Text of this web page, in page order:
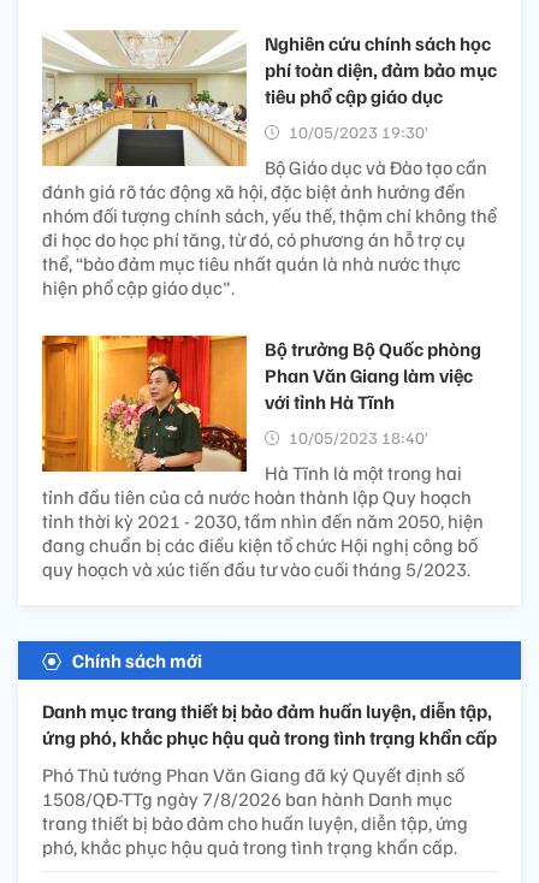
Nghiên cứu chính sách học
phí toàn diện, đảm bảo mục
tiêu phổ cập giáo dục
10/05/2023 19:30’
Bộ Giáo dục và Đào tạo cần
đánh giá rõ tác động xã hội, đặc biệt ảnh hưởng đến
nhóm đối tượng chính sách, yếu thế, thậm chí không thể
đi học do học phí tăng, từ đó, có phương án hỗ trợ cụ
thể, “bảo đảm mục tiêu nhất quán là nhà nước thực
hiện phổ cập giáo dục".
Bộ trưởng Bộ Quốc phòng
Phan Văn Giang làm việc
với tỉnh Hà Tĩnh
10/05/2023 18:40’
Hà Tĩnh là một trong hai
tỉnh đầu tiên của cả nước hoàn thành lập Quy hoạch
tỉnh thời kỳ 2021 - 2030, tầm nhìn đến năm 2050, hiện
đang chuẩn bị các điều kiện tổ chức Hội nghị công bố
quy hoạch và xúc tiến đầu tư vào cuối tháng 5/2023.
Chính sách mới
Danh mục trang thiết bị bảo đảm huấn luyện, diễn tập,
ứng phó, khắc phục hậu quả trong tình trạng khẩn cấp
Phó Thủ tướng Phan Văn Giang đã ký Quyết định số
1508/QĐ-TTg ngày 7/8/2026 ban hành Danh mục
trang thiết bị bảo đảm cho huấn luyện, diễn tập, ứng
phó, khắc phục hậu quả trong tình trạng khẩn cấp.